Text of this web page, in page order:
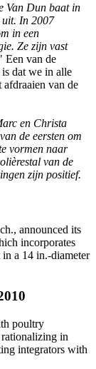
Van Dun baat in
uit. In 2007
in een
Ze zijn vast
Een van de
dat we in alle
van de
en Christa
de eersten om
vormen naar
van de
zijn positief.
announced its
incorporates
a 14 in.-diameter
poultry
in
integrators with